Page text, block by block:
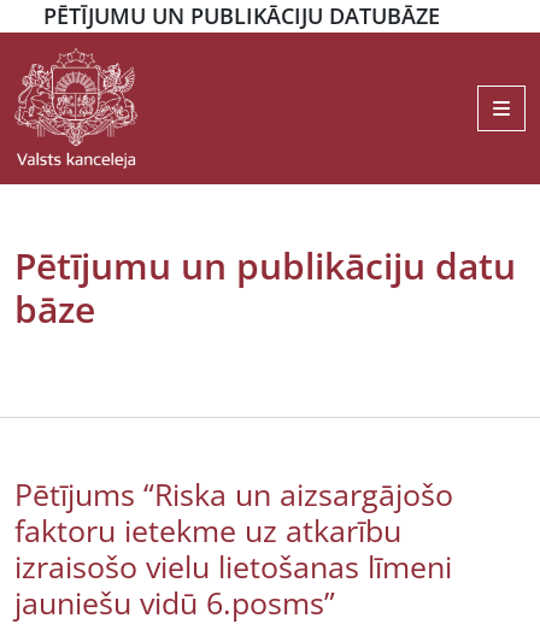
PĒTĪJUMU UN PUBLIKĀCIJU DATUBĀZE
Pētījumu un publikāciju datu
bāze
Pētījums “Riska un aizsargājošo
faktoru ietekme uz atkarību
izraisošo vielu lietošanas līmeni
jauniešu vidū 6.posms”